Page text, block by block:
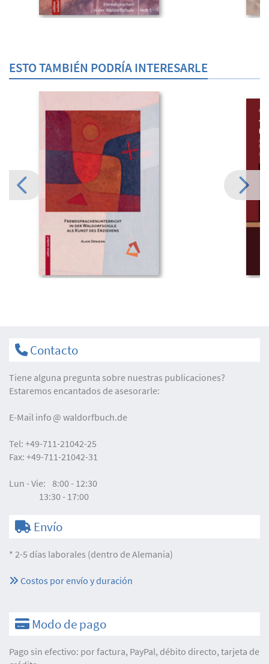
ESTO TAMBIÉN PODRÍA INTERESARLE
Contacto
Tiene alguna pregunta sobre nuestras publicaciones?
Estaremos encantados de asesorarle:
E-Mail info waldorfbuch.de
Tel: +49-711-21042-25
Fax: +49-711-21042-31
Lun - Vie: 8:00 - 12:30
13:30 - 17:00
Envío
* 2-5 días laborales (dentro de Alemania)
Costos por envío y duración
Modo de pago
Pago sin efectivo: por factura, PayPal, débito directo, tarjeta de